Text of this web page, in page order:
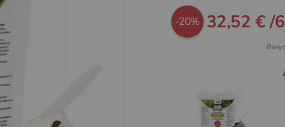
-20%Промо
32,52 € /